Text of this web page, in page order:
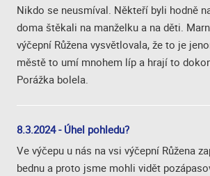
Nikdo se neusmíval. Někteří byli hodně
doma štěkali na manželku a na děti.
výčepní Růžena vysvětlovala, že to je
městě to umí mnohem líp a hrají to
Porážka bolela.
8.3.2024 - Úhel pohledu?
Ve výčepu u nás na vsi výčepní Růžena
bednu a proto jsme mohli vidět